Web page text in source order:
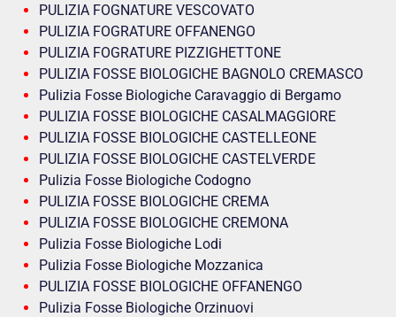
PULIZIA FOGNATURE VESCOVATO
PULIZIA FOGRATURE OFFANENGO
PULIZIA FOGRATURE PIZZIGHETTONE
PULIZIA FOSSE BIOLOGICHE BAGNOLO CREMASCO
Pulizia Fosse Biologiche Caravaggio di Bergamo
PULIZIA FOSSE BIOLOGICHE CASALMAGGIORE
PULIZIA FOSSE BIOLOGICHE CASTELLEONE
PULIZIA FOSSE BIOLOGICHE CASTELVERDE
Pulizia Fosse Biologiche Codogno
PULIZIA FOSSE BIOLOGICHE CREMA
PULIZIA FOSSE BIOLOGICHE CREMONA
Pulizia Fosse Biologiche Lodi
Pulizia Fosse Biologiche Mozzanica
PULIZIA FOSSE BIOLOGICHE OFFANENGO
Pulizia Fosse Biologiche Orzinuovi